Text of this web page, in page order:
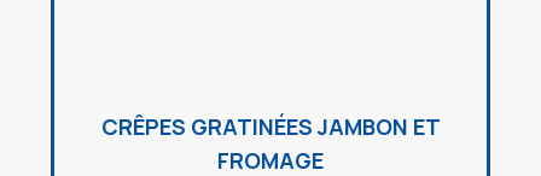
CRÊPES GRATINÉES JAMBON ET
FROMAGE